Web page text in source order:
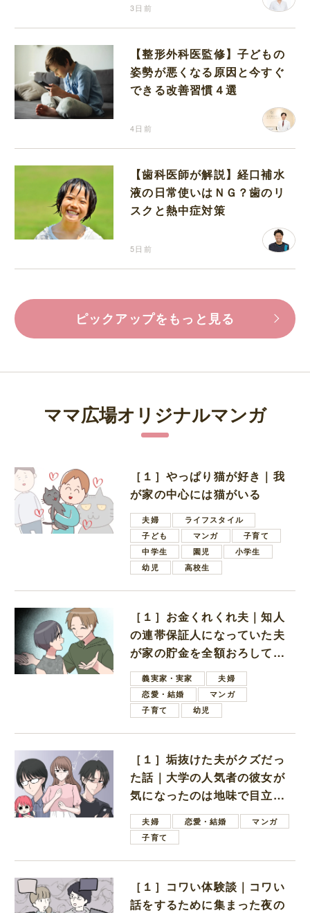
3日前
【整形外科医監修】子どもの
姿勢が悪くなる原因と今すぐ
できる改善習慣４選
4日前
【歯科医師が解説】経口補水
液の日常使いはＮＧ？歯のリ
スクと熱中症対策
5日前
ピックアップをもっと見る
ママ広場オリジナルマンガ
［１］やっぱり猫が好き｜我
が家の中心には猫がいる
夫婦
ライフスタイル
子ども
マンガ
子育て
中学生
園児
小学生
幼児
高校生
［１］お金くれくれ夫｜知人
の連帯保証人になっていた夫
が家の貯金を全額おろしてほ
しいと言ってきた
義実家・実家
夫婦
恋愛・結婚
マンガ
子育て
幼児
［１］垢抜けた夫がクズだっ
た話｜大学の人気者の彼女が
気になったのは地味で目立た
ない男子学生
夫婦 恋愛・結婚
マンガ
子育て
［１］コワい体験談｜コワい
話をするために集まった夜の